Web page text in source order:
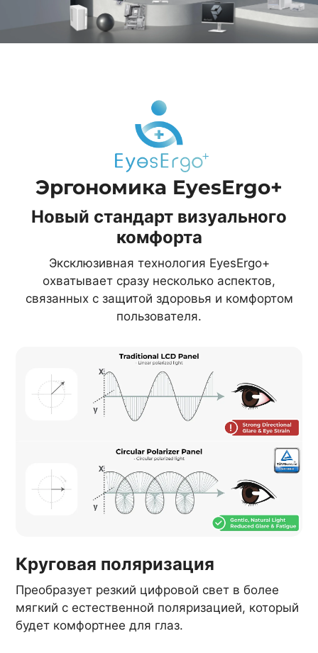
Эргономика EyesErgo+
Новый стандарт визуального
комфорта
Эксклюзивная технология EyesErgo+
охватывает сразу несколько аспектов,
связанных с защитой здоровья и комфортом
пользователя.
Круговая поляризация
Преобразует резкий цифровой свет в более
мягкий с естественной поляризацией, который
будет комфортнее для глаз.